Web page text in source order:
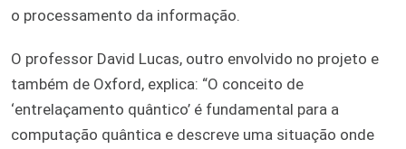
o processamento da informação.
O professor David Lucas, outro envolvido no projeto e
também de Oxford, explica: “O conceito de
‘entrelaçamento quântico’ é fundamental para a
computação quântica e descreve uma situação onde